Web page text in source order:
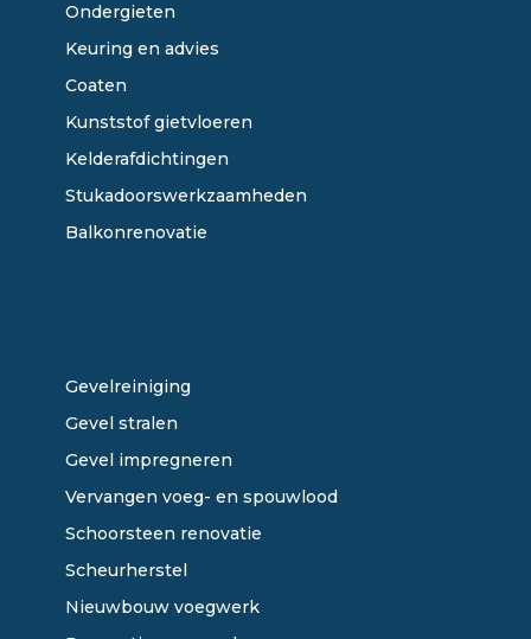
Ondergieten
Keuring en advies
Coaten
Kunststof gietvloeren
Kelderafdichtingen
Stukadoorswerkzaamheden
Balkonrenovatie
Gevelreiniging
Gevel stralen
Gevel impregneren
Vervangen voeg- en spouwlood
Schoorsteen renovatie
Scheurherstel
Nieuwbouw voegwerk